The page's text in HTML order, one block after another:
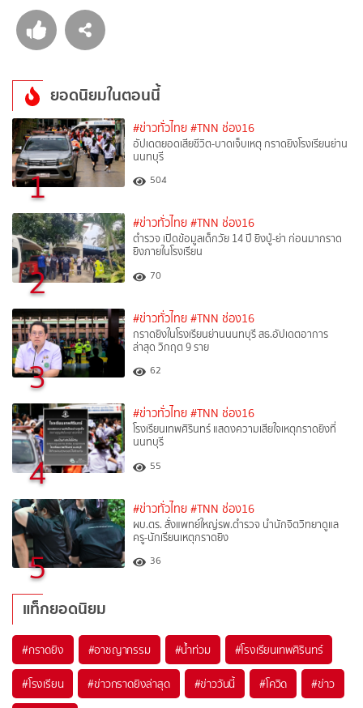
ยอดนิยมในตอนนี้
1
#ข่าวทั่วไทย #TNN ช่อง16
อัปเดตยอดเสียชีวิต-บาดเจ็บเหตุ กราดยิงโรงเรียนย่าน
นนทบุรี
504
2
#ข่าวทั่วไทย #TNN ช่อง16
ตำรวจ เปิดข้อมูลเด็กวัย 14 ปี ยิงปู่-ย่า ก่อนมากราด
ยิงภายในโรงเรียน
70
3
#ข่าวทั่วไทย #TNN ช่อง16
กราดยิงในโรงเรียนย่านนนทบุรี สธ.อัปเดตอาการ
ล่าสุด วิกฤต 9 ราย
62
4
#ข่าวทั่วไทย #TNN ช่อง16
โรงเรียนเทพศิรินทร์ แสดงความเสียใจเหตุกราดยิงที่
นนทบุรี
55
5
#ข่าวทั่วไทย #TNN ช่อง16
ผบ.ตร. สั่งแพทย์ใหญ่รพ.ตำรวจ นำนักจิตวิทยาดูแล
ครู-นักเรียนเหตุกราดยิง
36
แท็กยอดนิยม
#กราดยิง #อาชญากรรม #น้ำท่วม #โรงเรียนเทพศิรินทร์
#โรงเรียน #ข่าวกราดยิงล่าสุด #ข่าววันนี้ #โควิด #ข่าว